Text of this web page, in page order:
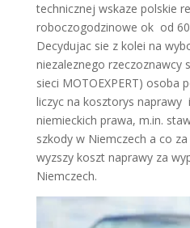
technicznej wskaze polskie
roboczogodzinowe ok od
Decydujac sie z kolei na
niezaleznego rzeczoznawcy
sieci MOTOEXPERT) osoba
liczyc na kosztorys naprawy
niemieckich prawa, m.in.
szkody w Niemczech a co
wyzszy koszt naprawy za
Niemczech.